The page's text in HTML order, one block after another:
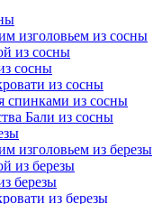
изголовьем из сосны
из сосны
сосны
из сосны
спинками из сосны
Бали из сосны
изголовьем из березы
из березы
березы
из березы